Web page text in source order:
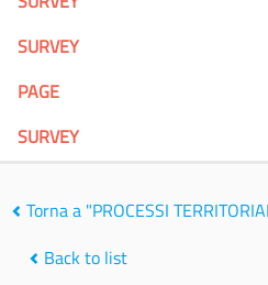
SURVEY
PAGE
SURVEY
Torna a "PROCESSI
Back to list